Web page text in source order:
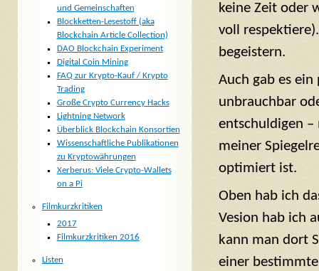
keine Zeit oder
voll
begeistern.
Auch gab es ein
unbrauchbar
entschuldigen
meiner
optimiert ist.
Oben hab ich
Vesion hab ich
kann man dort
einer
und Gemeinschaften
Blockketten-Lesestoff (aka
Blockchain Article Collection)
DAO Blockchain Experiment
Digital Coin Mining
FAQ zur Krypto-Kauf / Krypto
Trading
Große Crypto Currency Hacks
Lightning Network
Überblick Blockchain Konsortien
Wissenschaftliche Publikationen
zu Kryptowährungen
Xerberus: Viele Crypto-Wallets
on a Pi
Filmkurzkritiken
2017
Filmkurzkritiken 2016
Listen